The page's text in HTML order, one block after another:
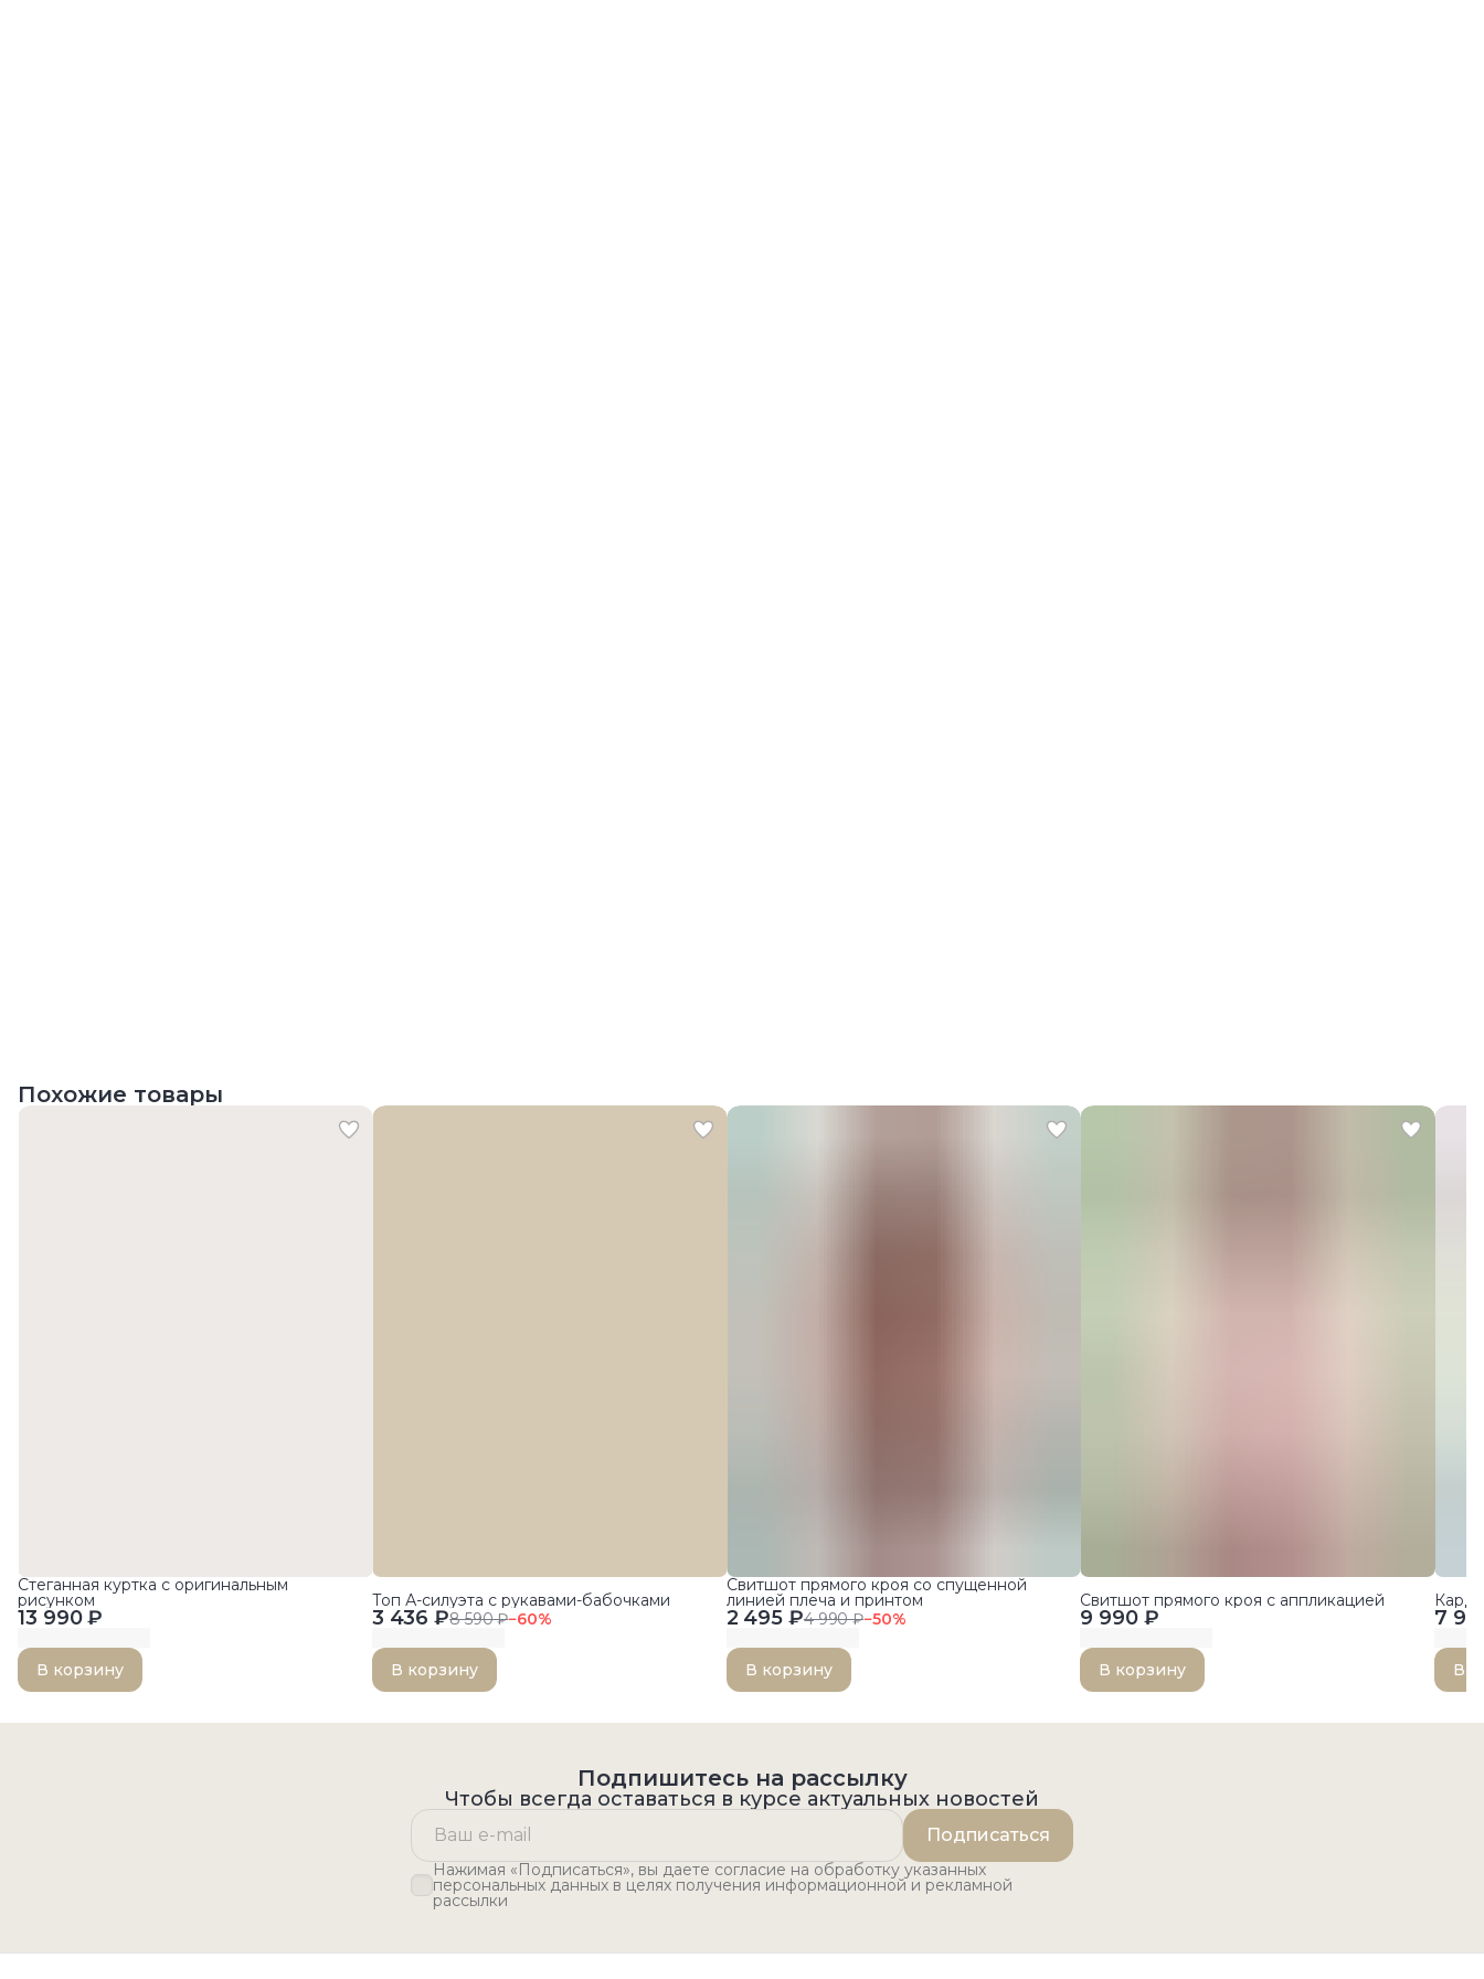
Похожие товары
13 990 ₽
Стеганная куртка с оригинальным
рисунком
В корзину
3 436 ₽8 590 ₽−60%
Топ А-силуэта с рукавами-бабочками
В корзину
2 495 ₽4 990 ₽−50%
Свитшот прямого кроя со спущенной
линией плеча и принтом
В корзину
9 990 ₽
Свитшот прямого кроя с аппликацией
В корзину
7
В
Подпишитесь на рассылку
Чтобы всегда оставаться в курсе актуальных новостей
Подписаться
Нажимая «Подписаться», вы даете согласие на обработку указанных
персональных данных в целях получения информационной и рекламной
рассылки